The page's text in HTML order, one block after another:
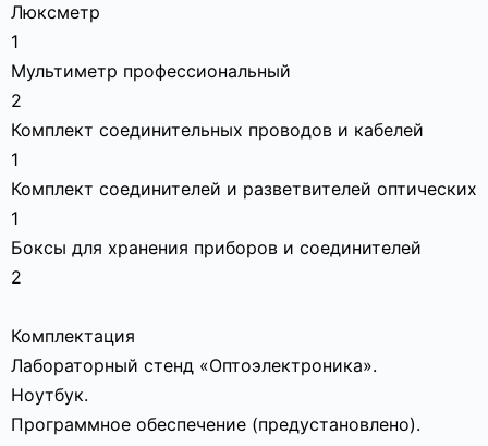
Люксметр
1
Мультиметр профессиональный
2
Комплект соединительных проводов и кабелей
1
Комплект соединителей и разветвителей оптических
1
Боксы для хранения приборов и соединителей
2
Комплектация
Лабораторный стенд «Оптоэлектроника».
Ноутбук.
Программное обеспечение (предустановлено).